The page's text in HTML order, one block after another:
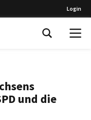
Login
und die